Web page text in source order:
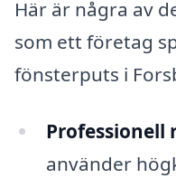
Här är några av
som ett företag
fönsterputs i
Professionell
använder